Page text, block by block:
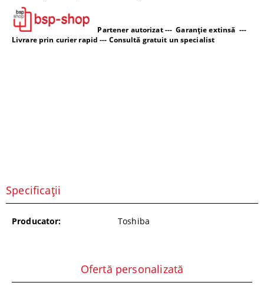
Partener autorizat --- Garanție extinsă ---
Livrare prin curier rapid --- Consultă gratuit un specialist
Specificații
Producator: Toshiba
Ofertă personalizată